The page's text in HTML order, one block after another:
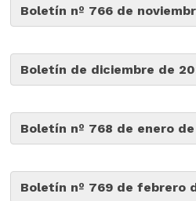
Boletín nº 766 de
Boletín de diciembre de
Boletín nº 768 de enero
Boletín nº 769 de febrero